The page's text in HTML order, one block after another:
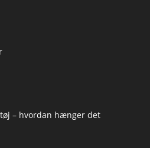
– hvordan hænger det